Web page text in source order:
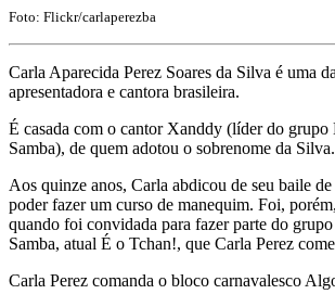
Foto: Flickr/carlaperezba
Carla Aparecida Perez Soares da Silva é uma
apresentadora e cantora brasileira.
É casada com o cantor Xanddy (líder do grupo
Samba), de quem adotou o sobrenome da Silva.
Aos quinze anos, Carla abdicou de seu baile de
poder fazer um curso de manequim. Foi,
quando foi convidada para fazer parte do
Samba, atual É o Tchan!, que Carla Perez
Carla Perez comanda o bloco carnavalesco